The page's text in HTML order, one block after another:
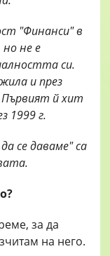
"Финанси" в
не е
си.
и през
Първият й хит
1999 г.
се даваме" са
за да
на него.